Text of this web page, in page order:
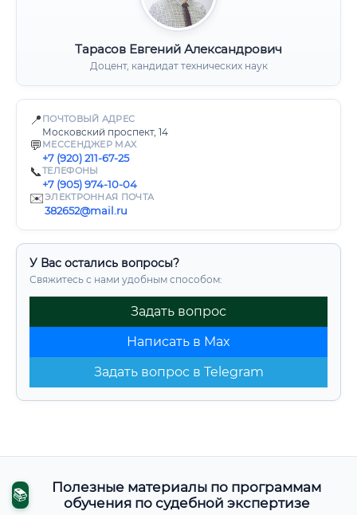
Тарасов Евгений Александрович
Доцент, кандидат технических наук
📍 ПОЧТОВЫЙ АДРЕС
Московский проспект, 14
💬 МЕССЕНДЖЕР MAX
+7 (920) 211-67-25
📞ТЕЛЕФОНЫ
+7 (905) 974-10-04
✉️ЭЛЕКТРОННАЯ ПОЧТА
382652@mail.ru
У Вас остались вопросы?
Свяжитесь с нами удобным способом:
Задать вопрос
Написать в Max
Задать вопрос в Telegram
📚
Полезные материалы по программам
обучения по судебной экспертизе